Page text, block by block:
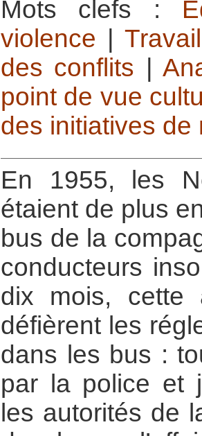
Mots clefs :
violence
des conflits |
point de vue
des initiatives de
En 1955, les
étaient de plus
bus de la
conducteurs
dix mois, cette
défièrent les
dans les bus :
par la police et
les autorités de